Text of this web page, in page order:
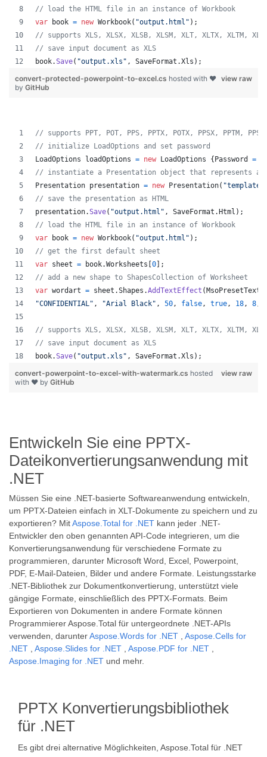
// load the HTML file in an instance of Workbook
var
book = new Workbook( "output.html" ) ;
// supports XLS, XLSX, XLSB, XLSM, XLT, XLTX, XLTM,
// save input document as XLS
book.Save( "output.xls" , SaveFormat .Xls ) ;
view raw
convert-protected-powerpoint-to-excel.cs hosted with ❤
by GitHub
// supports PPT, POT, PPS, PPTX, POTX, PPSX, PPTM,
// initialize LoadOptions and set password
LoadOptions
loadOptions = new LoadOptions { Password =
// instantiate a Presentation object that represents a
Presentation presentation = new Presentation(
// save the presentation as HTML
presentation.Save( "output.html" , SaveFormat . Html ) ;
// load the HTML file in an instance of Workbook
var
book = new Workbook( "output.html" ) ;
// get the first default sheet
var sheet = book.Worksheets 0
;
// add a new shape to ShapesCollection of Worksheet
var wordart = sheet .Shapes .AddTextEffect (
"CONFIDENTIAL" , "Arial Black" , 50, false, true, 18, 8,
// supports XLS, XLSX, XLSB, XLSM, XLT, XLTX, XLTM,
// save input document as XLS
book.Save( "output.xls" , SaveFormat .Xls ) ;
view raw
convert-powerpoint-to-excel-with-watermark.cs hosted
with ❤ by GitHub
Entwickeln Sie eine PPTX-
Dateikonvertierungsanwendung mit
.NET
Müssen Sie eine .NET-basierte Softwareanwendung entwickeln,
um PPTX-Dateien einfach in XLT-Dokumente zu speichern und zu
exportieren? MitAspose.Total for .NET kann jeder .NET-
Entwickler den oben genannten API-Code integrieren, um die
Konvertierungsanwendung für verschiedene Formate zu
programmieren, darunter Microsoft Word, Excel, Powerpoint,
PDF, E-Mail-Dateien, Bilder und andere Formate. Leistungsstarke
.NET-Bibliothek zur Dokumentkonvertierung, unterstützt viele
gängige Formate, einschließlich des PPTX-Formats. Beim
Exportieren von Dokumenten in andere Formate können
Programmierer Aspose.Total für untergeordnete .NET-APIs
verwenden, darunterAspose.Words for .NET
Aspose.Cells for
.NET
Aspose.Slides for .NET Aspose.PDF for .NET
Aspose.Imaging for .NET und mehr.
PPTX Konvertierungsbibliothek
für .NET
Es gibt drei alternative Möglichkeiten, Aspose.Total für .NET